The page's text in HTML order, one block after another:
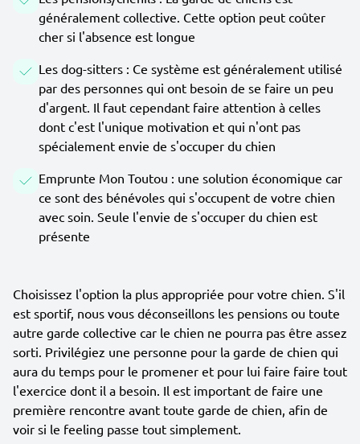
généralement collective. Cette option peut coûter
cher si l'absence est longue
Les dog-sitters : Ce système est généralement utilisé
par des personnes qui ont besoin de se faire un peu
d'argent. Il faut cependant faire attention à celles
dont c'est l'unique motivation et qui n'ont pas
spécialement envie de s'occuper du chien
Emprunte Mon Toutou : une solution économique car
ce sont des bénévoles qui s'occupent de votre chien
avec soin. Seule l'envie de s'occuper du chien est
présente
Choisissez l'option la plus appropriée pour votre chien. S'il
est sportif, nous vous déconseillons les pensions ou toute
autre garde collective car le chien ne pourra pas être assez
sorti. Privilégiez une personne pour la garde de chien qui
aura du temps pour le promener et pour lui faire faire tout
l'exercice dont il a besoin. Il est important de faire une
première rencontre avant toute garde de chien, afin de
voir si le feeling passe tout simplement.